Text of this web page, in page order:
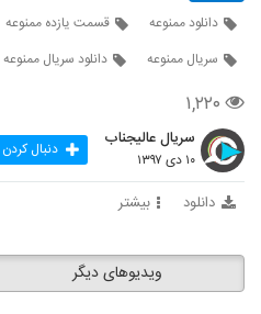
دانلود ممنوعه
قسمت یازده ممنوعه
سریال ممنوعه
دانلود سریال ممنوعه
۱,۲۲۰
سریال عالیجناب
۱۰ دی ۱۳۹۷ دنبال کردن
دانلود بیشتر
ویدیوهای دیگر